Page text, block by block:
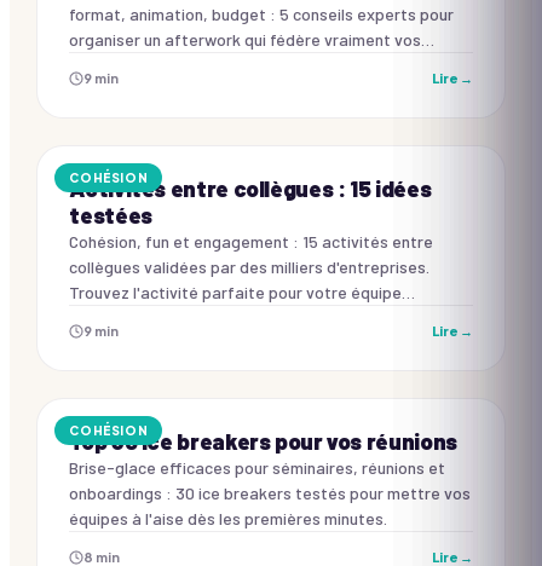
format, animation, budget : 5 conseils experts pour
organiser un afterwork qui fédère vraiment vos
9 min Lire →
COHÉSION
Activités entre collègues : 15 idées
testées
Cohésion, fun et engagement : 15 activités entre
collègues validées par des milliers d'entreprises.
Trouvez l'activité parfaite pour votre équipe
9 min Lire →
COHÉSION
Top 30 ice breakers pour vos réunions
Brise-glace efficaces pour séminaires, réunions et
onboardings : 30 ice breakers testés pour mettre vos
équipes à l'aise dès les premières minutes.
8 min Lire →